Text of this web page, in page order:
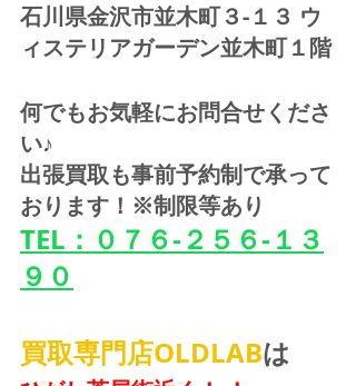
石川県金沢市並木町３-１３ ウ
ィステリアガーデン並木町１階
何でもお気軽にお問合せくださ
い♪
出張買取も事前予約制で承って
おります！※制限等あり
TEL：０７６-２５６-１３
９０
買取専門店OLDLABは